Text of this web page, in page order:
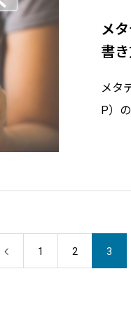
メ
書
メタ
P）
1 2 3